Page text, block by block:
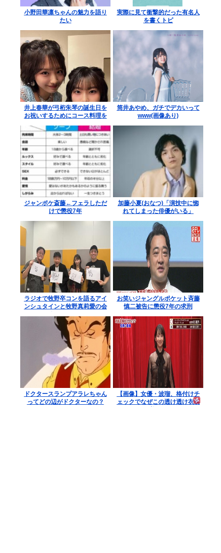
小野田華凛ちゃんの魅力を語り
たい
実際に見て衝撃的だった有名人
を書くトピ
井上春華が弓桁朱琴の誕生日を
お祝いするためにコース料理を
筒井あやめ、ガチでデカいって
www(画像あり)
ジャンポケ斎藤←フェラしただ
けで懲役7年
加藤小夏(おなつ)「演技中に惚
れてしまった俳優がいる」
ラジオで牧野卒コンを語るアイ
ンシュタインと牧野真莉愛の会
お笑いジャングルポケット斉藤
慎二被告に懲役7年の求刑
ドクタースランプアラレちゃん
ってどの辺がドクターなの？
【画像】女優・波瑠、格付けチ
ェックでなぜこの透け透け衣装